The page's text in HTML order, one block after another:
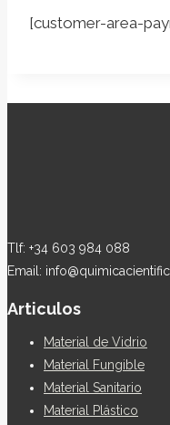
[customer-area-
Tlf: +34 603 984 088
Email:
Articulos
Material de Vidrio
Material Fungible
Material Sanitario
Material Plástico